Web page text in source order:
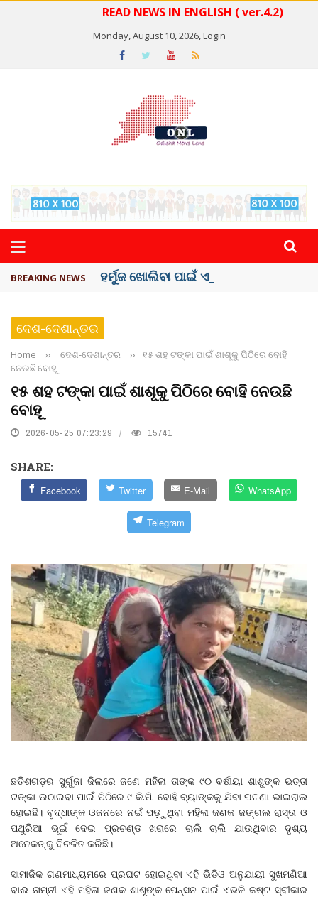
READ NEWS IN ENGLISH ( ver.4.2)
Monday, August 10, 2026,Login
BREAKING NEWS ହର୍ମୁଜ ଖୋଲିବା ପାଇଁ ଏହି ସର୍ତ୍ତ ରଖିଲା ...
ଦେଶ-ଦେଶାନ୍ତର
Home ›› ଦେଶ-ଦେଶାନ୍ତର ››
୧୫ ଶହ ଟଙ୍କା ପାଇଁ ଶାଶୂକୁ ପିଠିରେ ବୋହି
ନେଉଛି ବୋହୂ
୧୫ ଶହ ଟଙ୍କା ପାଇଁ ଶାଶୂକୁ ପିଠିରେ ବୋହି ନେଉଛି
ବୋହୂ
2026-05-25 07:23:29 15741
SHARE:
Facebook Twitter E-Mail WhatsApp
Telegram
ଛତିଶଗଡ଼ର ସୁର୍ଗୁଜା ଜିଲାରେ ଜଣେ ମହିଳା ତାଙ୍କ ୯୦ ବର୍ଷୀୟା ଶାଶୁଙ୍କ ଭତ୍ତା
ଟଙ୍କା ଉଠାଇବା ପାଇଁ ପିଠିରେ ୯ କି.ମି. ବୋହି ବ୍ୟାଙ୍କକୁ ଯିବା ଘଟଣା ଭାଇରାଲ
ହୋଇଛି। ବୃଦ୍ଧାଙ୍କ ଓଜନରେ ନଇଁ ପଡ଼ୁଥିବା ମହିଳା ଜଣକ ଜଙ୍ଗଲ ରାସ୍ତା ଓ
ପଥୁରିଆ ଭୂଇଁ ଦେଇ ପ୍ରଚଣ୍ଡ ଖରାରେ ଚାଲି ଚାଲି ଯାଉଥିବାର ଦୃଶ୍ୟ
ଅନେକଙ୍କୁ ବିଚଳିତ କରିଛି।
ସାମାଜିକ ଗଣମାଧ୍ୟମରେ ପ୍ରଘଟ ହୋଇଥିବା ଏହି ଭିଡିଓ ଅନୁଯାୟୀ ସୁଖମଣିଆ
ବାଈ ନାମ୍ନୀ ଏହି ମହିଳା ଜଣକ ଶାଶୂଙ୍କ ପେନ୍‌ସନ ପାଇଁ ଏଭଳି କଷ୍ଟ ସ୍ବୀକାର